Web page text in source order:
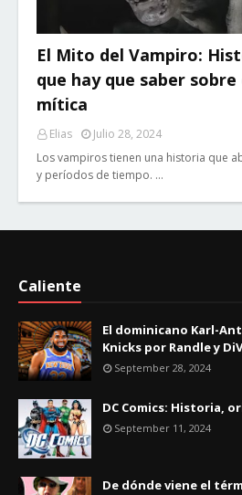
El Mito del Vampiro:
que hay que saber
mítica
Elias
Julio 28, 2024
Los vampiros tienen una historia que
y períodos de tiempo. …
Caliente
El dominicano Karl-
Knicks por Randle y
September 28, 2024
DC Comics: Historia,
September 11, 2024
De dónde viene el